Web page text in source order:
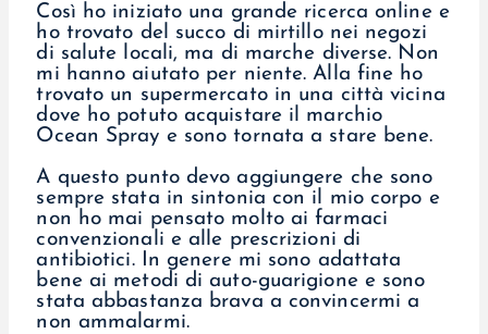
Così ho iniziato una grande ricerca online e
ho trovato del succo di mirtillo nei negozi
di salute locali, ma di marche diverse. Non
mi hanno aiutato per niente. Alla fine ho
trovato un supermercato in una città vicina
dove ho potuto acquistare il marchio
Ocean Spray e sono tornata a stare bene.
A questo punto devo aggiungere che sono
sempre stata in sintonia con il mio corpo e
non ho mai pensato molto ai farmaci
convenzionali e alle prescrizioni di
antibiotici. In genere mi sono adattata
bene ai metodi di auto-guarigione e sono
stata abbastanza brava a convincermi a
non ammalarmi.